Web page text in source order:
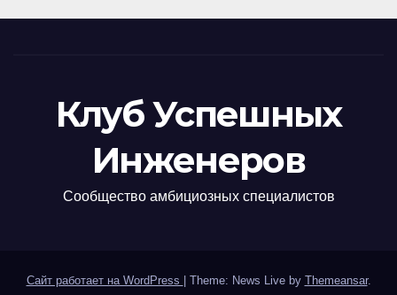
Клуб Успешных
Инженеров
Сообщество амбициозных специалистов
Сайт работает на WordPress Theme: News Live by Themeansar.